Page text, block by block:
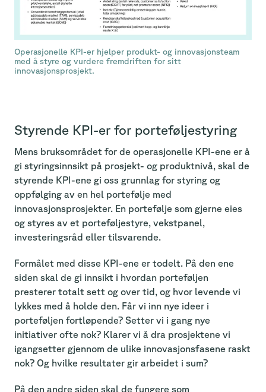
Operasjonelle KPI-er hjelper produkt- og innovasjonsteam
med å styre og vurdere fremdriften for sitt
innovasjonsprosjekt.
Styrende KPI-er for porteføljestyring
Mens bruksområdet for de operasjonelle KPI-ene er å
gi styringsinnsikt på prosjekt- og produktnivå, skal de
styrende KPI-ene gi oss grunnlag for styring og
oppfølging av en hel portefølje med
innovasjonsprosjekter. En portefølje som gjerne eies
og styres av et porteføljestyre, vekstpanel,
investeringsråd eller tilsvarende.
Formålet med disse KPI-ene er todelt. På den ene
siden skal de gi innsikt i hvordan porteføljen
presterer totalt sett og over tid, og hvor levende vi
lykkes med å holde den. Får vi inn nye ideer i
porteføljen fortløpende? Setter vi i gang nye
initiativer ofte nok? Klarer vi å dra prosjektene vi
igangsetter gjennom de ulike innovasjonsfasene raskt
nok? Og hvilke resultater gir arbeidet i sum?
På den andre siden skal de fungere som